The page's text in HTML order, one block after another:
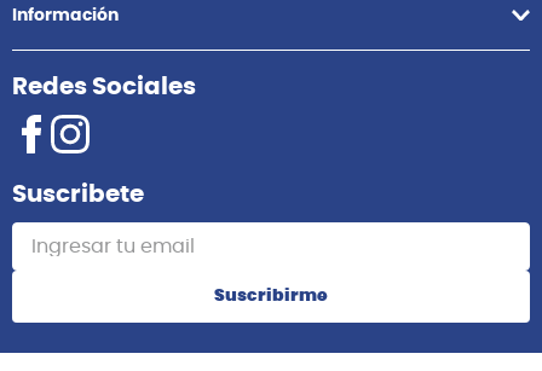
Información
Redes Sociales
Suscribete
Suscribirme